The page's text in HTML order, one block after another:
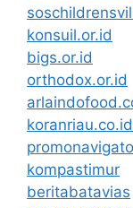
konsuil.or.id
bigs.or.id
orthodox.or.id
koranriau.co.id
kompastimur
beritabatavias